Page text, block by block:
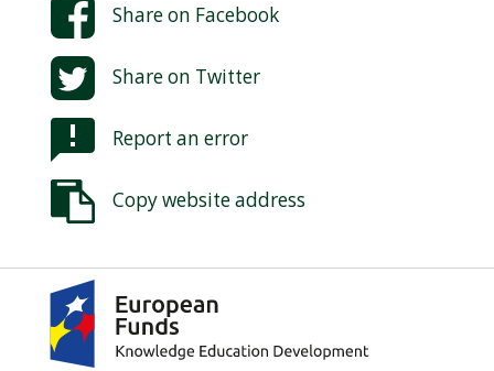
Share on Facebook
Share on Twitter
Report an error
Copy website address